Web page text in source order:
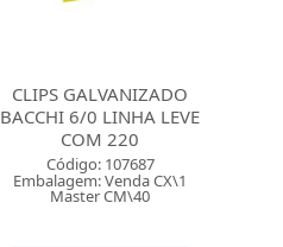
CLIPS GALVANIZADO
BACCHI 6/0 LINHA LEVE
COM 220
Código: 107687
Embalagem: Venda CX\1
Master CM\40